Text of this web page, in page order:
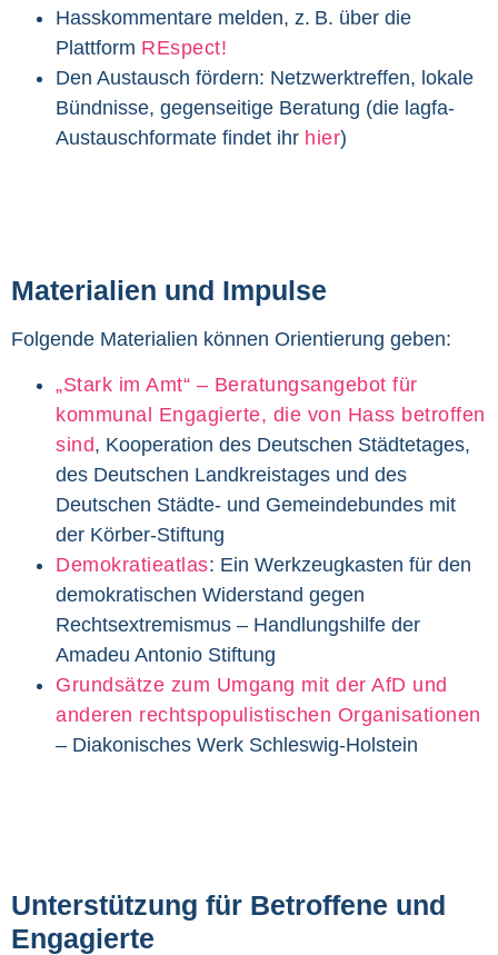
Hasskommentare melden, z. B. über die
Plattform REspect!
Den Austausch fördern: Netzwerktreffen, lokale
Bündnisse, gegenseitige Beratung (die lagfa-
Austauschformate findet ihr hier)
Materialien und Impulse
Folgende Materialien können Orientierung geben:
„Stark im Amt“ – Beratungsangebot für
kommunal Engagierte, die von Hass betroffen
sind, Kooperation des Deutschen Städtetages,
des Deutschen Landkreistages und des
Deutschen Städte- und Gemeindebundes mit
der Körber-Stiftung
Demokratieatlas: Ein Werkzeugkasten für den
demokratischen Widerstand gegen
Rechtsextremismus – Handlungshilfe der
Amadeu Antonio Stiftung
Grundsätze zum Umgang mit der AfD und
anderen rechtspopulistischen Organisationen
– Diakonisches Werk Schleswig-Holstein
Unterstützung für Betroffene und
Engagierte